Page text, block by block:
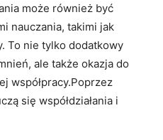
może‌ również być
nauczania, takimi jak
To⁣ nie tylko dodatkowy
⁢ale także ⁤okazja do
współpracy.Poprzez
się ‍współdziałania i‍